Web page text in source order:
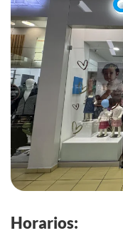
Horarios: